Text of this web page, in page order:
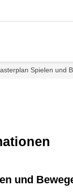
Spielen und
und